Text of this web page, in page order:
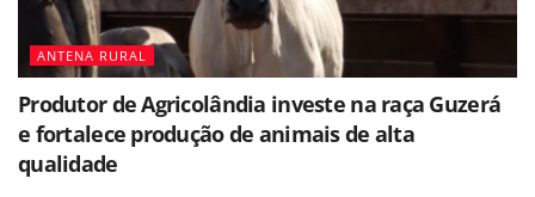
ANTENA RURAL
Produtor de Agricolândia investe na raça Guzerá
e fortalece produção de animais de alta
qualidade